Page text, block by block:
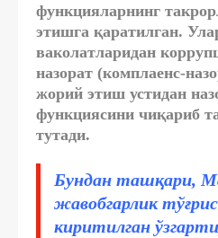
функцияларнинг
этишга қаратилган.
ваколатларидан
назорат (комплаенс-
жорий этиш устидан
функциясини чиқариб
тутади.
Бундан ташқари,
жавобгарлик
киритилган